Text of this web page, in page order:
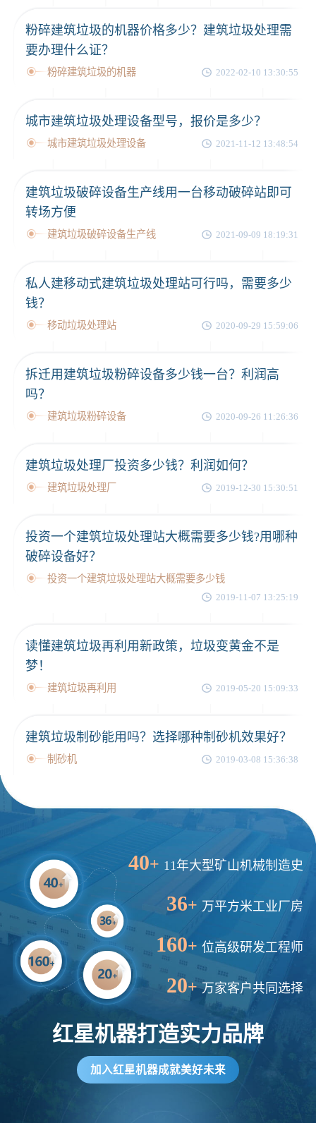
粉碎建筑垃圾的机器价格多少？建筑垃圾处理需
要办理什么证？
粉碎建筑垃圾的机器 2022-02-10 13:30:55
城市建筑垃圾处理设备型号，报价是多少？
城市建筑垃圾处理设备 2021-11-12 13:48:54
建筑垃圾破碎设备生产线用一台移动破碎站即可
转场方便
建筑垃圾破碎设备生产线 2021-09-09 18:19:31
私人建移动式建筑垃圾处理站可行吗，需要多少
钱？
移动垃圾处理站 2020-09-29 15:59:06
拆迁用建筑垃圾粉碎设备多少钱一台？利润高
吗？
建筑垃圾粉碎设备 2020-09-26 11:26:36
建筑垃圾处理厂投资多少钱？利润如何？
建筑垃圾处理厂 2019-12-30 15:30:51
投资一个建筑垃圾处理站大概需要多少钱?用哪种
破碎设备好？
投资一个建筑垃圾处理站大概需要多少钱
2019-11-07 13:25:19
读懂建筑垃圾再利用新政策，垃圾变黄金不是
梦！
建筑垃圾再利用 2019-05-20 15:09:33
建筑垃圾制砂能用吗？选择哪种制砂机效果好？
制砂机 2019-03-08 15:36:38
40+ 11年大型矿山机械制造史
36+ 万平方米工业厂房
160+ 位高级研发工程师
20+ 万家客户共同选择
红星机器打造实力品牌
加入红星机器成就美好未来